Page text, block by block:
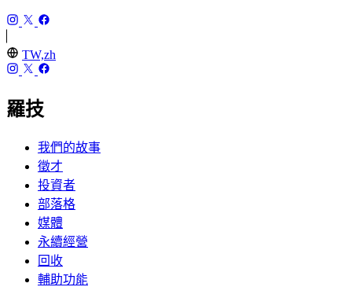
TW,zh
羅技
我們的故事
徵才
投資者
部落格
媒體
永續經營
回收
輔助功能